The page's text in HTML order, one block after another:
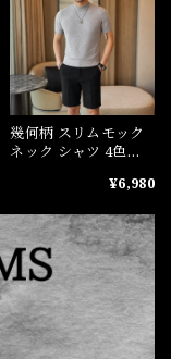
幾何柄 スリムモック
ネック シャツ 4色
¥6,980